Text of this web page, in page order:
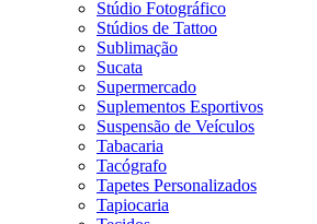
Stúdio Fotográfico
Stúdios de Tattoo
Sublimação
Sucata
Supermercado
Suplementos Esportivos
Suspensão de Veículos
Tabacaria
Tacógrafo
Tapetes Personalizados
Tapiocaria